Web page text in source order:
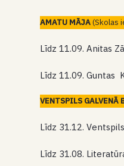
AMATU MĀJA(Skolas
Līdz 11.09. Anitas
Līdz 11.09. Guntas
VENTSPILS
Līdz 31.12.
Līdz 31.08.